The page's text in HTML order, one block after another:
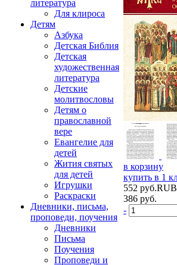
литература
Для клироса
Детям
Азбука
Детская Библия
Детская
художественная
литература
Детские
молитвословы
Детям о
православной
вере
Евангелие для
детей
Жития святых
для детей
Игрушки
Раскраски
Дневники, письма,
проповеди, поучения
Дневники
Письма
Поучения
Проповеди и
в корзину
купить в 1
552 руб.RUB
386 руб.
-